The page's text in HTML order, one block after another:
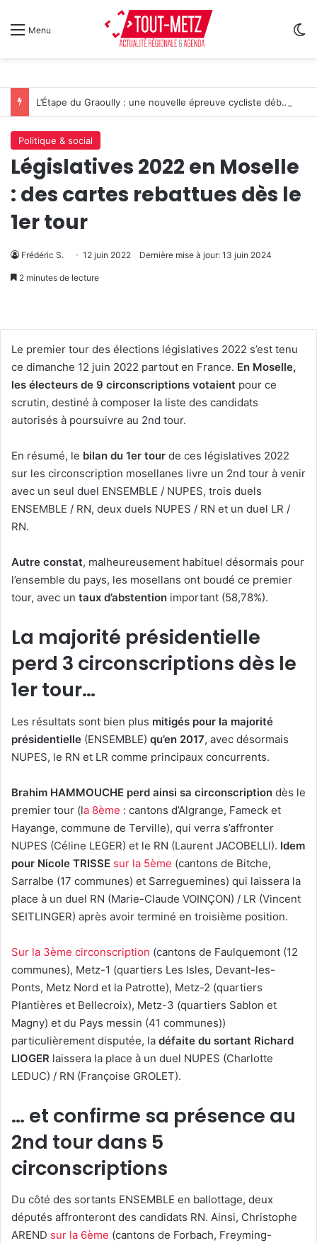
Menu
L’Étape du Graoully : une nouvelle épreuve cycliste débarque à Metz
Politique & social
Législatives 2022 en Moselle
: des cartes rebattues dès le
1er tour
Frédéric S. 12 juin 2022 Dernière mise à jour: 13 juin 2024
2 minutes de lecture
Le premier tour des élections législatives 2022 s’est tenu
ce dimanche 12 juin 2022 partout en France. En Moselle,
les électeurs de 9 circonscriptions votaient pour ce
scrutin, destiné à composer la liste des candidats
autorisés à poursuivre au 2nd tour.
En résumé, le bilan du 1er tour de ces législatives 2022
sur les circonscription mosellanes livre un 2nd tour à venir
avec un seul duel ENSEMBLE / NUPES, trois duels
ENSEMBLE / RN, deux duels NUPES / RN et un duel LR /
RN.
Autre constat, malheureusement habituel désormais pour
l’ensemble du pays, les mosellans ont boudé ce premier
tour, avec un taux d’abstention important (58,78%).
La majorité présidentielle
perd 3 circonscriptions dès le
1er tour…
Les résultats sont bien plus mitigés pour la majorité
présidentielle (ENSEMBLE) qu’en 2017, avec désormais
NUPES, le RN et LR comme principaux concurrents.
Brahim HAMMOUCHE perd ainsi sa circonscription dès le
premier tour (la 8ème : cantons d’Algrange, Fameck et
Hayange, commune de Terville), qui verra s’affronter
NUPES (Céline LEGER) et le RN (Laurent JACOBELLI). Idem
pour Nicole TRISSE sur la 5ème (cantons de Bitche,
Sarralbe (17 communes) et Sarreguemines) qui laissera la
place à un duel RN (Marie-Claude VOINÇON) / LR (Vincent
SEITLINGER) après avoir terminé en troisième position.
Sur la 3ème circonscription (cantons de Faulquemont (12
communes), Metz-1 (quartiers Les Isles, Devant-les-
Ponts, Metz Nord et la Patrotte), Metz-2 (quartiers
Plantières et Bellecroix), Metz-3 (quartiers Sablon et
Magny) et du Pays messin (41 communes))
particulièrement disputée, la défaite du sortant Richard
LIOGER laissera la place à un duel NUPES (Charlotte
LEDUC) / RN (Françoise GROLET).
… et confirme sa présence au
2nd tour dans 5
circonscriptions
Du côté des sortants ENSEMBLE en ballottage, deux
députés affronteront des candidats RN. Ainsi, Christophe
AREND sur la 6ème (cantons de Forbach, Freyming-